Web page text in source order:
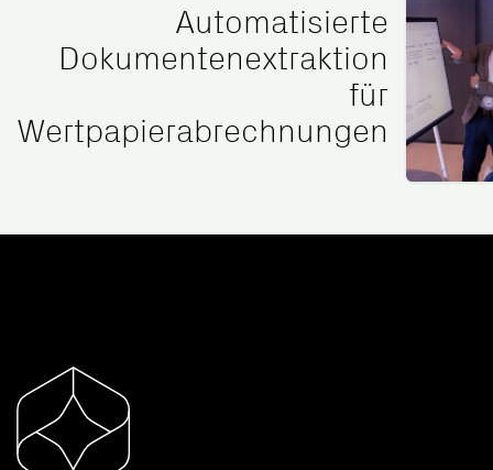
Automatisierte
Dokumentenextraktion
für
Wertpapierabrechnungen